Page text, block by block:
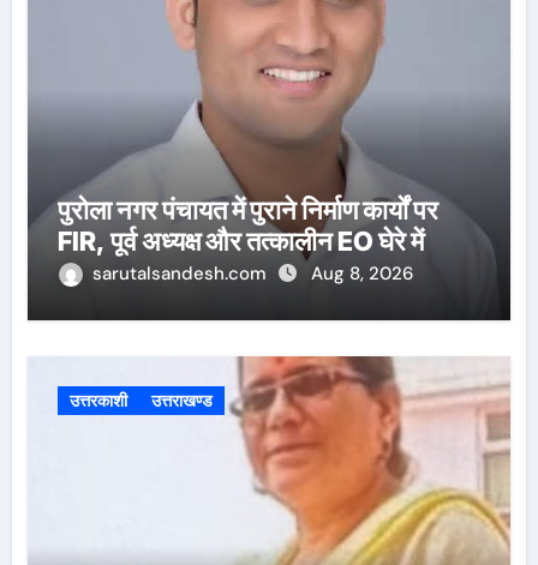
पुरोला नगर पंचायत में पुराने निर्माण कार्यों पर
FIR, पूर्व अध्यक्ष और तत्कालीन EO घेरे में
sarutalsandesh.com Aug 8, 2026
उत्तरकाशी उत्तराखण्ड